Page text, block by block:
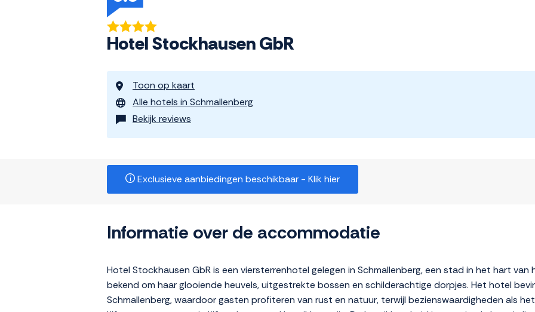
Hotel Stockhausen GbR
Toon op kaart
Alle hotels in Schmallenberg
Bekijk reviews
Exclusieve aanbiedingen beschikbaar - Klik hier
Informatie over de accommodatie
Hotel Stockhausen GbR is een viersterrenhotel gelegen in Schmallenberg, een stad in het hart van
bekend om haar glooiende heuvels, uitgestrekte bossen en schilderachtige dorpjes. Het hotel
Schmallenberg, waardoor gasten profiteren van rust en natuur, terwijl bezienswaardigheden als